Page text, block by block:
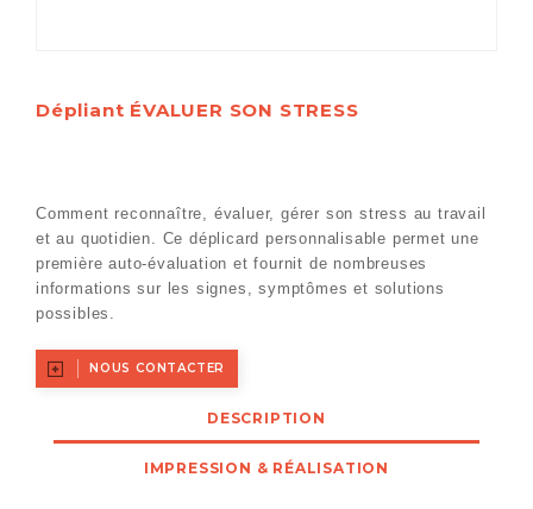
Dépliant ÉVALUER SON STRESS
Comment reconnaître, évaluer, gérer son stress au travail
et au quotidien. Ce déplicard personnalisable permet une
première auto-évaluation et fournit de nombreuses
informations sur les signes, symptômes et solutions
possibles.
NOUS CONTACTER
DESCRIPTION
IMPRESSION & RÉALISATION